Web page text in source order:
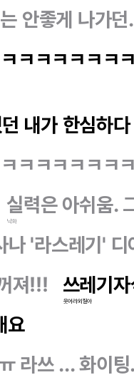
안좋게 나가
ㅋㅋㅋㅋㅋㅋ
내가 한심하다
ㅋㅋㅋㅋㅋㅋ
실력은 아쉬움.
낙화
나 '라스레기'
져!!! 쓰레기
웃어라외질아
요
라쓰 ... 화이